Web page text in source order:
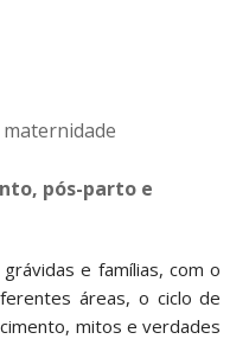
pós-parto e
e famílias, com o
áreas, o ciclo de
mitos e verdades